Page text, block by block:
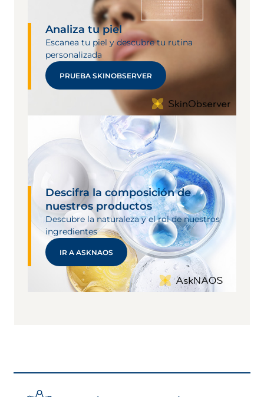
Analiza tu piel
Escanea tu piel y descubre tu rutina
personalizada
PRUEBA SKINOBSERVER
Descifra la composición de
nuestros productos
Descubre la naturaleza y el rol de nuestros
ingredientes
IR A ASKNAOS